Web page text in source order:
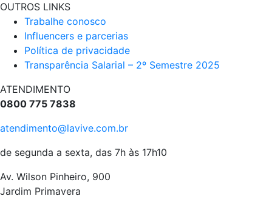
OUTROS LINKS
Trabalhe conosco
Influencers e parcerias
Política de privacidade
Transparência Salarial – 2º Semestre 2025
ATENDIMENTO
0800 775 7838
atendimento@lavive.com.br
de segunda a sexta, das 7h às 17h10
Av. Wilson Pinheiro, 900
Jardim Primavera